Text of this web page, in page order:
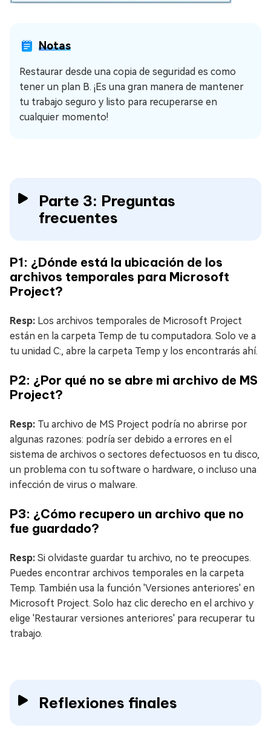
Notas
Restaurar desde una copia de seguridad es como
tener un plan B. ¡Es una gran manera de mantener
tu trabajo seguro y listo para recuperarse en
cualquier momento!
Parte 3: Preguntas
frecuentes
P1: ¿Dónde está la ubicación de los
archivos temporales para Microsoft
Project?
Resp: Los archivos temporales de Microsoft Project
están en la carpeta Temp de tu computadora. Solo ve a
tu unidad C:, abre la carpeta Temp y los encontrarás ahí.
P2: ¿Por qué no se abre mi archivo de MS
Project?
Resp: Tu archivo de MS Project podría no abrirse por
algunas razones: podría ser debido a errores en el
sistema de archivos o sectores defectuosos en tu disco,
un problema con tu software o hardware, o incluso una
infección de virus o malware.
P3: ¿Cómo recupero un archivo que no
fue guardado?
Resp: Si olvidaste guardar tu archivo, no te preocupes.
Puedes encontrar archivos temporales en la carpeta
Temp. También usa la función 'Versiones anteriores' en
Microsoft Project. Solo haz clic derecho en el archivo y
elige 'Restaurar versiones anteriores' para recuperar tu
trabajo.
Reflexiones finales